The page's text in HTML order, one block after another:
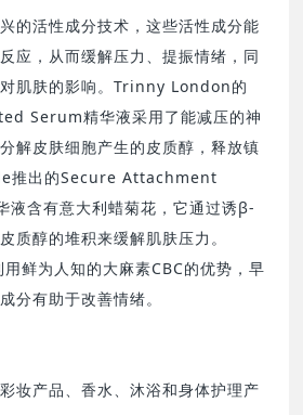
的活性成分技术，这些活性成分能
应，从而缓解压力、提振情绪，同
肌肤的影响。Trinny London的
Serum精华液采用了能减压的神
解皮肤细胞产生的皮质醇，释放镇
推出的Secure Attachment
含有意大利蜡菊花，它通过诱β-
质醇的堆积来缓解肌肤压力。
鲜为人知的大麻素CBC的优势，早
分有助于改善情绪。
妆产品、香水、沐浴和身体护理产